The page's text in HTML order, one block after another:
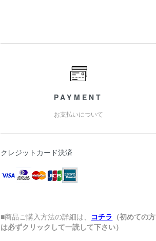
PAYMENT
お支払いについて
クレジットカード決済
■商品ご購入方法の詳細は、 コチラ （初めての方
は必ずクリックして一読して下さい）